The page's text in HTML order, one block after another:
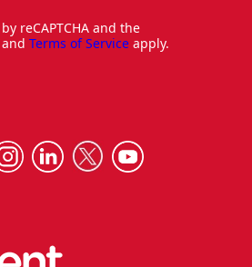
reCAPTCHA and the
and Terms of Service apply.